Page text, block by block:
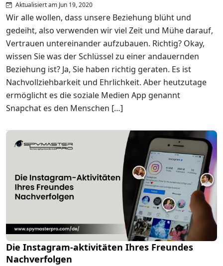
Aktualisiert am Jun 19, 2020
Wir alle wollen, dass unsere Beziehung blüht und
gedeiht, also verwenden wir viel Zeit und Mühe darauf,
Vertrauen untereinander aufzubauen. Richtig? Okay,
wissen Sie was der Schlüssel zu einer andauernden
Beziehung ist? Ja, Sie haben richtig geraten. Es ist
Nachvollziehbarkeit und Ehrlichkeit. Aber heutzutage
ermöglicht es die soziale Medien App genannt
Snapchat es den Menschen […]
Die Instagram-aktivitäten Ihres Freundes
Nachverfolgen